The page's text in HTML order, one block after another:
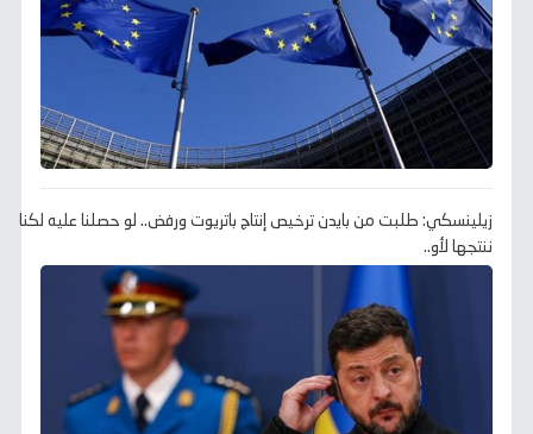
زيلينسكي: طلبت من بايدن ترخيص إنتاج باتريوت ورفض.. لو حصلنا عليه لكنا
ننتجها لأو..